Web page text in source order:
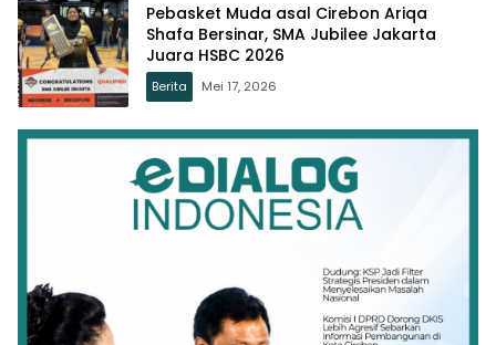
Pebasket Muda asal Cirebon Ariqa
Shafa Bersinar, SMA Jubilee Jakarta
Juara HSBC 2026
Berita Mei 17, 2026